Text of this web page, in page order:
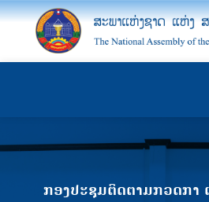
ກອງປະຊຸມຕິດຕາມກວດກາ